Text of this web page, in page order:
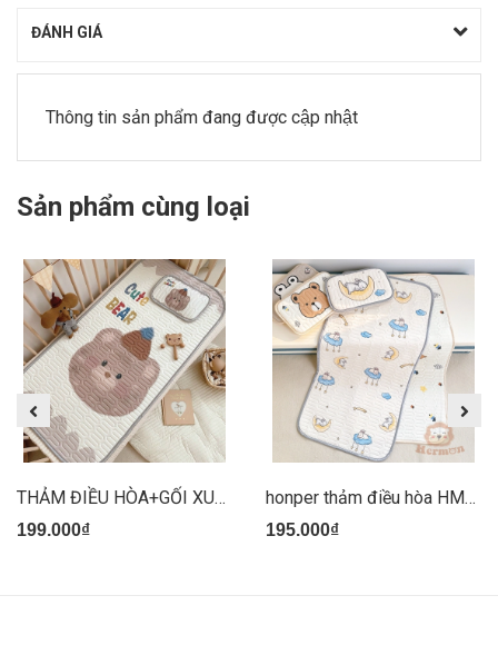
ĐÁNH GIÁ
Thông tin sản phẩm đang được cập nhật
Sản phẩm cùng loại
THẢM ĐIỀU HÒA+GỐI XUÂT HÀN
199.000₫
honper thảm điều hòa HM2811
195.000₫